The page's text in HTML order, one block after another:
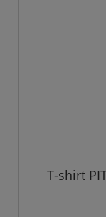
T-shirt